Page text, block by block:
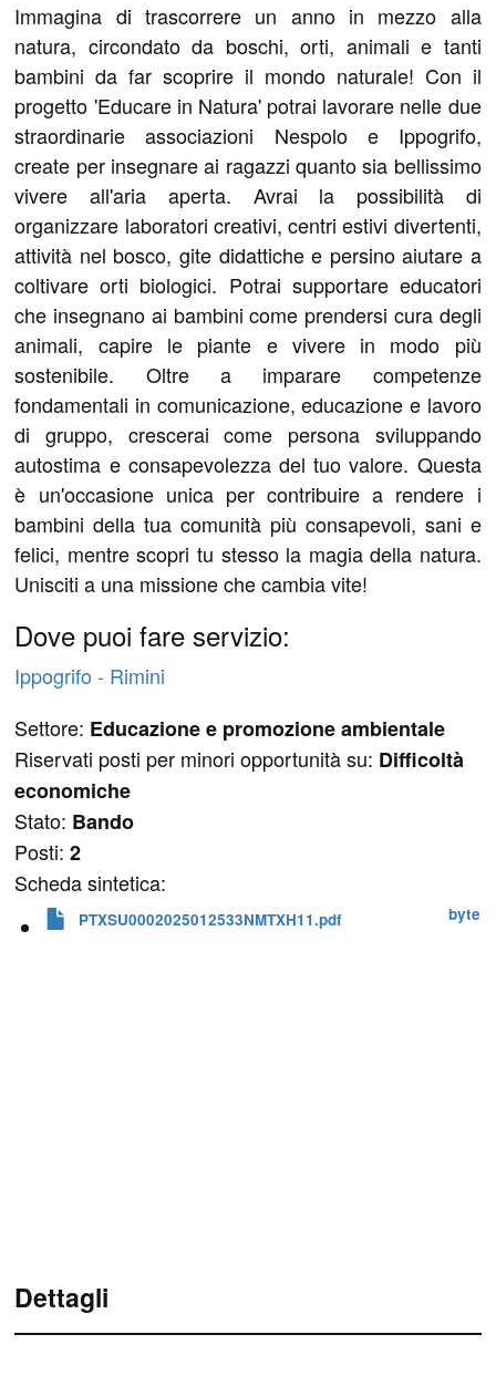
Dettagli
Immagina di trascorrere un anno in mezzo alla
natura, circondato da boschi, orti, animali e tanti
bambini da far scoprire il mondo naturale! Con il
progetto 'Educare in Natura' potrai lavorare nelle due
straordinarie associazioni Nespolo e Ippogrifo,
create per insegnare ai ragazzi quanto sia bellissimo
vivere all'aria aperta. Avrai la possibilità di
organizzare laboratori creativi, centri estivi divertenti,
attività nel bosco, gite didattiche e persino aiutare a
coltivare orti biologici. Potrai supportare educatori
che insegnano ai bambini come prendersi cura degli
animali, capire le piante e vivere in modo più
sostenibile. Oltre a imparare competenze
fondamentali in comunicazione, educazione e lavoro
di gruppo, crescerai come persona sviluppando
autostima e consapevolezza del tuo valore. Questa
è un'occasione unica per contribuire a rendere i
bambini della tua comunità più consapevoli, sani e
felici, mentre scopri tu stesso la magia della natura.
Unisciti a una missione che cambia vite!
Dove puoi fare servizio:
Ippogrifo - Rimini
Settore: Educazione e promozione ambientale
Riservati posti per minori opportunità su: Difficoltà
economiche
Stato: Bando
Posti:2
Scheda sintetica:
PTXSU0002025012533NMTXH11.pdf byte